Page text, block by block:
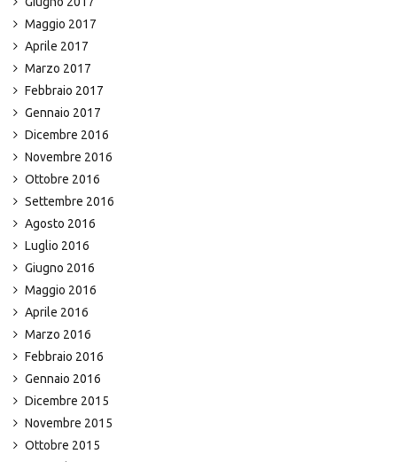
Maggio 2017
Aprile 2017
Marzo 2017
Febbraio 2017
Gennaio 2017
Dicembre 2016
Novembre 2016
Ottobre 2016
Settembre 2016
Agosto 2016
Luglio 2016
Giugno 2016
Maggio 2016
Aprile 2016
Marzo 2016
Febbraio 2016
Gennaio 2016
Dicembre 2015
Novembre 2015
Ottobre 2015